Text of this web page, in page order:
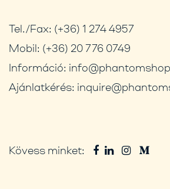
Tel./Fax: (+36) 1 274 4957
Mobil: (+36) 20 776 0749
Információ:
Ajánlatkérés:
Kövess minket: